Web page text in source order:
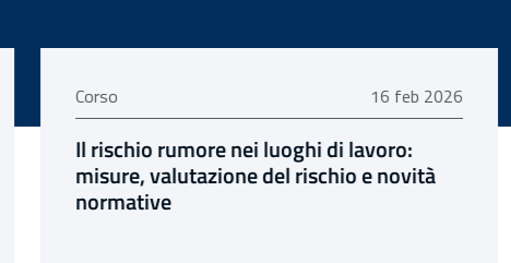
Corso 16 febbraio 2026
16 feb 2026
Il rischio rumore nei luoghi di lavoro:
misure, valutazione del rischio e novità
normative